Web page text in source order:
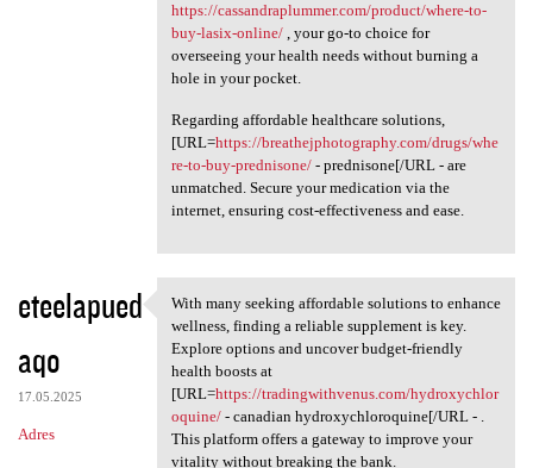
https://cassandraplummer.com/product/where-to-
buy-lasix-online/, your go-to choice for
overseeing your health needs without burning a
hole in your pocket.
Regarding affordable healthcare solutions,
[URL=https://breathejphotography.com/drugs/whe
re-to-buy-prednisone/- prednisone[/URL - are
unmatched. Secure your medication via the
internet, ensuring cost-effectiveness and ease.
eteelapued
aqo
17.05.2025
Adres
With many seeking affordable
With many seeking affordable solutions to enhance
wellness, finding a reliable supplement is key.
Explore options and uncover budget-friendly
health boosts at
[URL=https://tradingwithvenus.com/hydroxychlor
oquine/- canadian hydroxychloroquine[/URL - .
This platform offers a gateway to improve your
vitality without breaking the bank.